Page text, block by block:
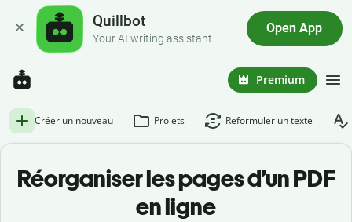
Quillbot
Your AI writing assistant
Open App
Premium
Créer un nouveau Projets Reformuler un texte
Réorganiser les pages d’un PDF
en ligne